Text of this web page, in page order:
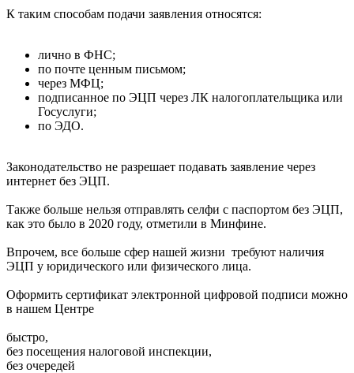
К таким способам подачи заявления относятся:
лично в ФНС;
по почте ценным письмом;
через МФЦ;
подписанное по ЭЦП через ЛК налогоплательщика или
Госуслуги;
по ЭДО.
Законодательство не разрешает подавать заявление через
интернет без ЭЦП.
Также больше нельзя отправлять селфи с паспортом без ЭЦП,
как это было в 2020 году, отметили в Минфине.
Впрочем, все больше сфер нашей жизни требуют наличия
ЭЦП у юридического или физического лица.
Оформить сертификат электронной цифровой подписи можно
в нашем Центре
быстро,
без посещения налоговой инспекции,
без очередей